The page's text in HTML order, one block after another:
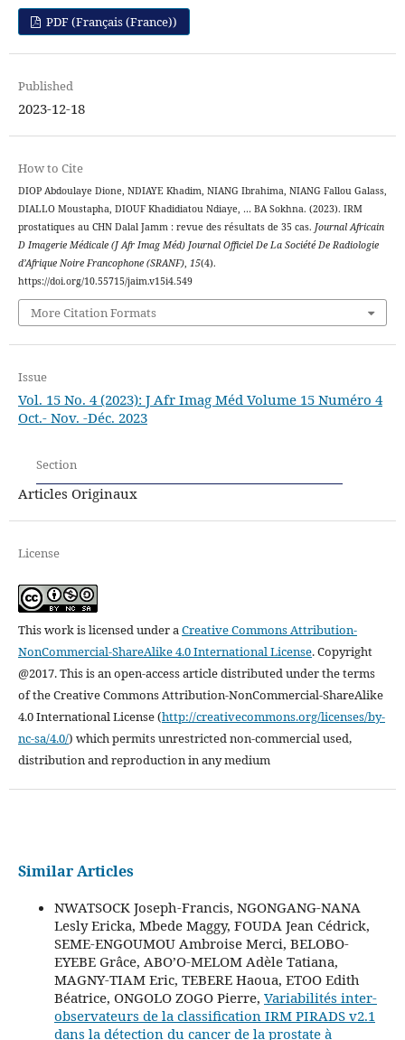
PDF (Français (France))
Published
2023-12-18
How to Cite
DIOP Abdoulaye Dione, NDIAYE Khadim, NIANG Ibrahima, NIANG Fallou Galass,
DIALLO Moustapha, DIOUF Khadidiatou Ndiaye, … BA Sokhna. (2023). IRM
prostatiques au CHN Dalal Jamm : revue des résultats de 35 cas. Journal Africain
D Imagerie Médicale (J Afr Imag Méd) Journal Officiel De La Société De Radiologie
d’Afrique Noire Francophone (SRANF), 15(4).
https://doi.org/10.55715/jaim.v15i4.549
More Citation Formats
Issue
Vol. 15 No. 4 (2023): J Afr Imag Méd Volume 15 Numéro 4
Oct.- Nov. -Déc. 2023
Section
Articles Originaux
License
This work is licensed under aCreative Commons Attribution-
NonCommercial-ShareAlike 4.0 International License.Copyright
@2017. This is an open-access article distributed under the terms
of the Creative Commons Attribution-NonCommercial-ShareAlike
4.0 International License (http://creativecommons.org/licenses/by-
nc-sa/4.0/) which permits unrestricted non-commercial used,
distribution and reproduction in any medium
Similar Articles
NWATSOCK Joseph-Francis, NGONGANG-NANA
Lesly Ericka, Mbede Maggy, FOUDA Jean Cédrick,
SEME-ENGOUMOU Ambroise Merci, BELOBO-
EYEBE Grâce, ABO’O-MELOM Adèle Tatiana,
MAGNY-TIAM Eric, TEBERE Haoua, ETOO Edith
Béatrice, ONGOLO ZOGO Pierre, Variabilités inter-
observateurs de la classification IRM PIRADS v2.1
dans la détection du cancer de la prostate à